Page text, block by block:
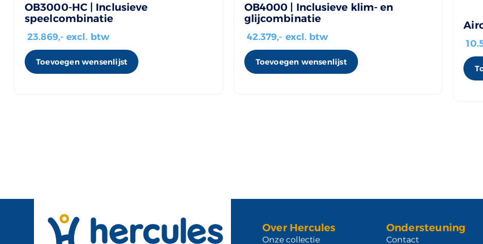
OB3000-HC | Inclusieve
speelcombinatie
23.869,- excl. btw
Toevoegen wensenlijst
OB4000 | Inclusieve klim- en
glijcombinatie
42.379,- excl. btw
Toevoegen wensenlijst
Over Hercules
Onze collectie
Ondersteuning
Contact